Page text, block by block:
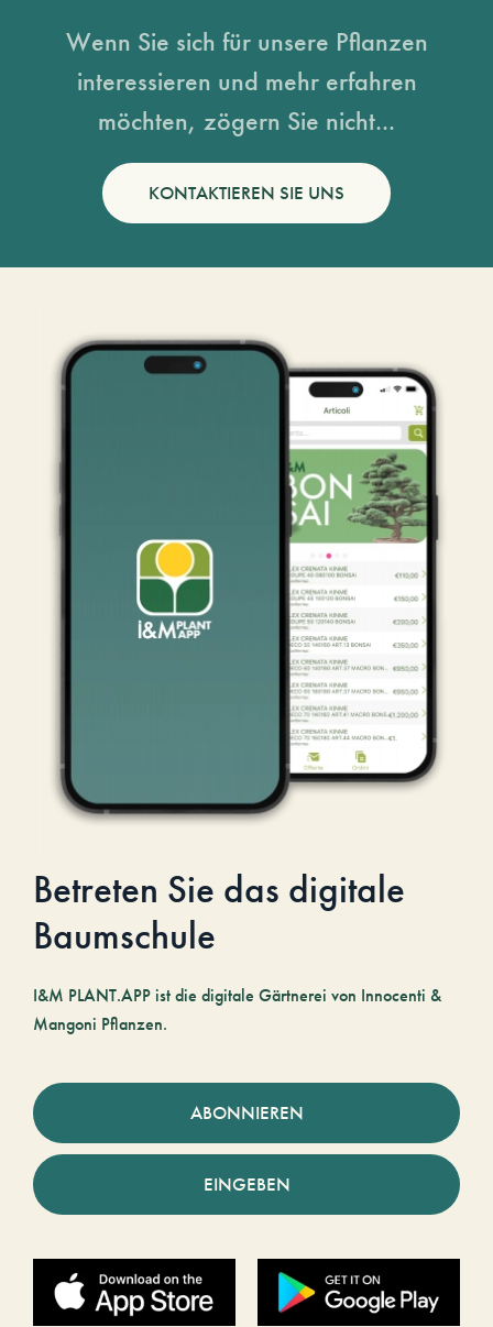
Wenn Sie sich für unsere Pflanzen
interessieren und mehr erfahren
möchten, zögern Sie nicht...
KONTAKTIEREN SIE UNS
Betreten Sie das digitale
Baumschule
I&M PLANT.APP ist die digitale Gärtnerei von Innocenti &
Mangoni Pflanzen.
ABONNIEREN
EINGEBEN